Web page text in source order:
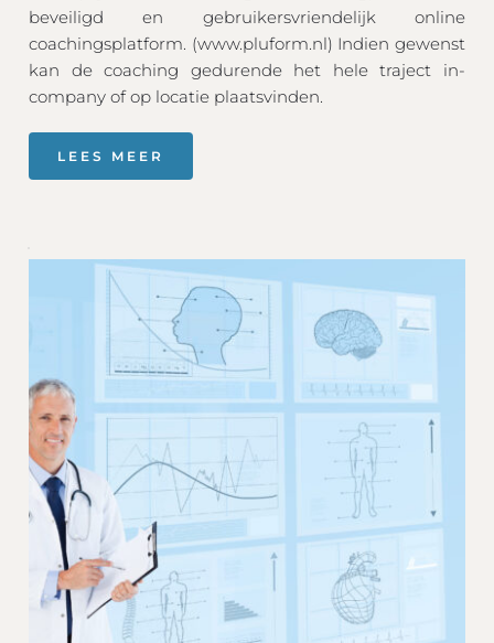
beveiligd en gebruikersvriendelijk online
coachingsplatform. (www.pluform.nl) Indien gewenst
kan de coaching gedurende het hele traject in-
company of op locatie plaatsvinden.
LEES MEER